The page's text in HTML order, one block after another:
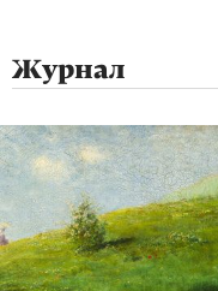
Журнал